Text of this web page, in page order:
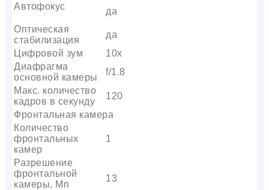
Автофокус
да
Оптическая
стабилизация
да
Цифровой зум
10x
Диафрагма
основной камеры
f/1.8
Макс. количество
кадров в секунду
120
Фронтальная камера
Количество
фронтальных
камер
1
Разрешение
фронтальной
камеры, Мп
13